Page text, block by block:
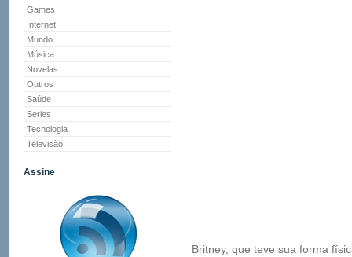
Games
Internet
Mundo
Música
Novelas
Outros
Saúde
Series
Tecnologia
Televisão
Assine
Britney, que teve sua forma